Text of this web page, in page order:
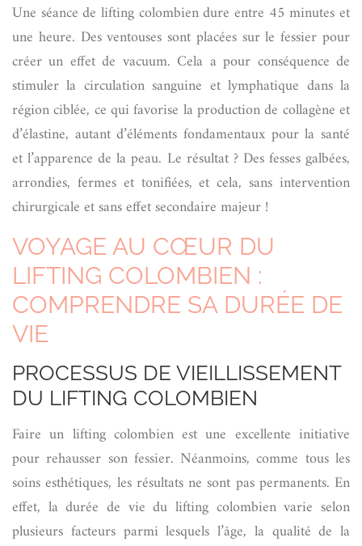
Une séance de lifting colombien dure entre 45 minutes et
une heure. Des ventouses sont placées sur le fessier pour
créer un effet de vacuum. Cela a pour conséquence de
stimuler la circulation sanguine et lymphatique dans la
région ciblée, ce qui favorise la production de collagène et
d’élastine, autant d’éléments fondamentaux pour la santé
et l’apparence de la peau. Le résultat ? Des fesses galbées,
arrondies, fermes et tonifiées, et cela, sans intervention
chirurgicale et sans effet secondaire majeur !
VOYAGE AU CŒUR DU
LIFTING COLOMBIEN :
COMPRENDRE SA DURÉE DE
VIE
PROCESSUS DE VIEILLISSEMENT
DU LIFTING COLOMBIEN
Faire un lifting colombien est une excellente initiative
pour rehausser son fessier. Néanmoins, comme tous les
soins esthétiques, les résultats ne sont pas permanents. En
effet, la durée de vie du lifting colombien varie selon
plusieurs facteurs parmi lesquels l’âge, la qualité de la